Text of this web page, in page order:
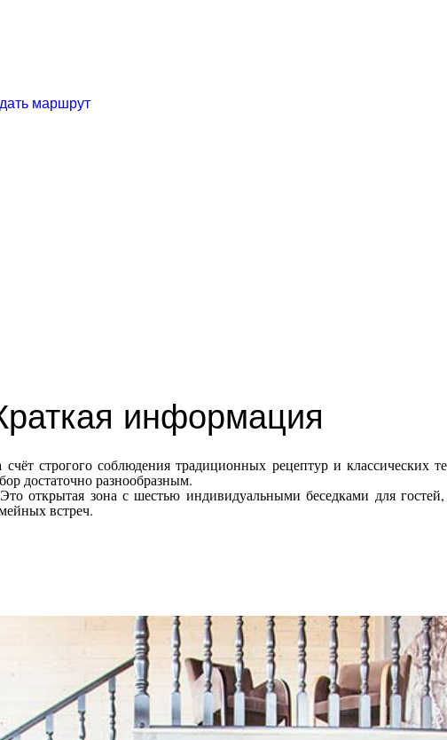
маршрут
информация
строгого соблюдения традиционных рецептур и классических
достаточно разнообразным.
открытая зона с шестью индивидуальными беседками для
встреч.